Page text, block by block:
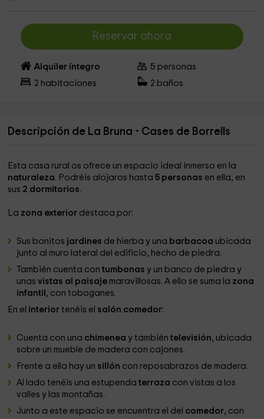
Reservar ahora
Alquiler íntegro 5 personas
2 habitaciones 2 baños
Descripción de La Bruna - Cases de Borrells
Esta casa rural os ofrece un espacio ideal inmerso en la
naturaleza. Podréis alojaros hasta 5 personas en ella, en
sus 2 dormitorios.
La zona exterior destaca por:
Sus bonitos jardines de hierba y una barbacoa ubicada
junto al muro lateral del edificio, hecho de piedra.
También cuenta contumbonasy un banco de piedra y
unasvistas al paisaje maravillosas. A ello se suma la zona
infantil , con toboganes.
En el interiortenéis el salón comedor:
Cuenta con una chimeneay tambiéntelevisión, ubicada
sobre un mueble de madera con cajones.
Frente a ella hay un sillón con reposabrazos de madera.
Al lado tenéis una estupendaterraza con vistas a los
valles y las montañas.
Junto a este espacio se encuentra el del comedor, con